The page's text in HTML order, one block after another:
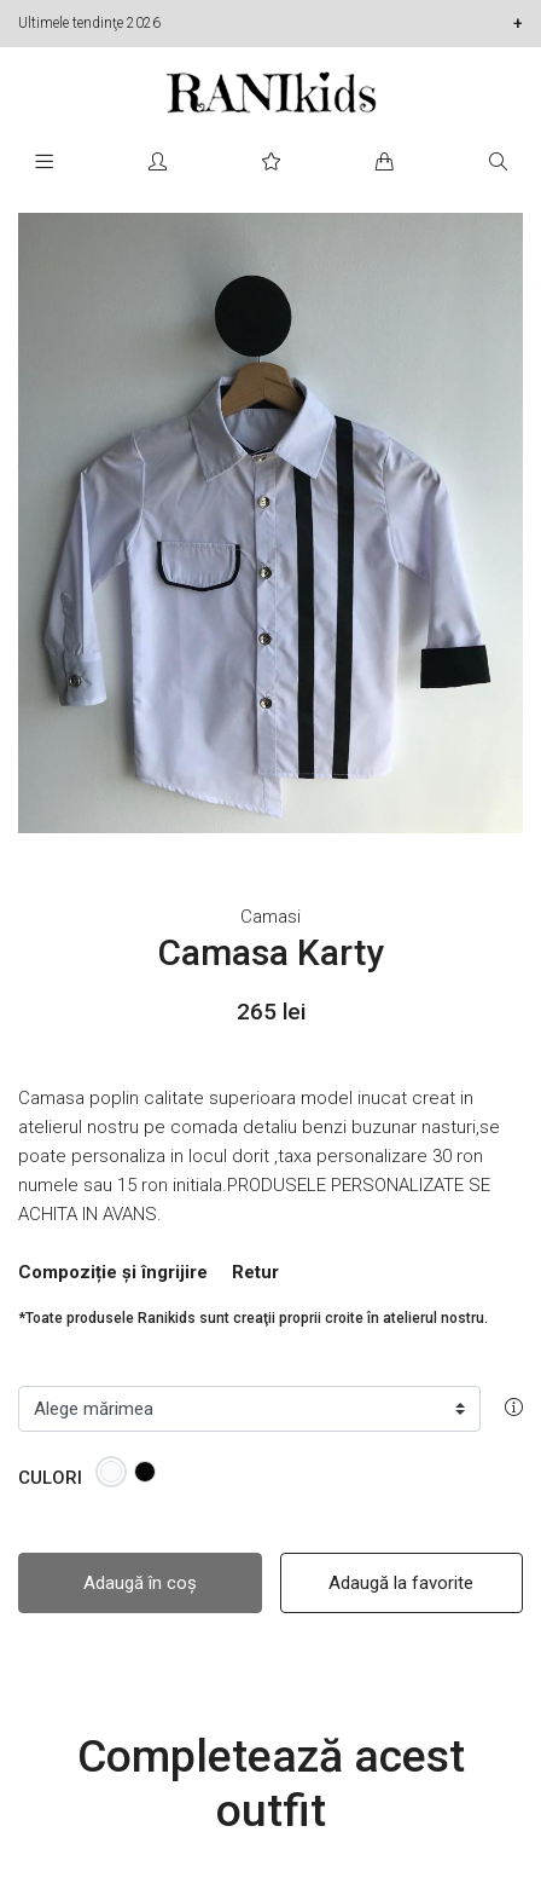
Ultimele tendinţe 2026
Camasi
Camasa Karty
265 lei
Camasa poplin calitate superioara model inucat creat in
atelierul nostru pe comada detaliu benzi buzunar nasturi,se
poate personaliza in locul dorit ,taxa personalizare 30 ron
numele sau 15 ron initiala.PRODUSELE PERSONALIZATE SE
ACHITA IN AVANS.
Compoziție și îngrijire Retur
*Toate produsele Ranikids sunt creaţii proprii croite în atelierul nostru.
CULORI
Adaugă în coș Adaugă la favorite
Completează acest
outfit